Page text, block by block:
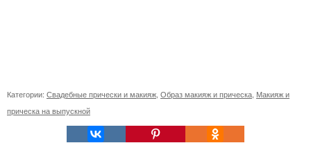
Категории: Свадебные прически и макияж Образ макияж и прическа Макияж и
прическа на выпускной